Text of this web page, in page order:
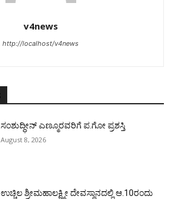
v4news
http://localhost/v4news
ಸಂಶುದ್ಧೀನ್ ಎಣ್ಮೂರವರಿಗೆ ಪ.ಗೋ ಪ್ರಶಸ್ತಿ
August 8, 2026
ಉಚ್ಚಿಲ ಶ್ರೀಮಹಾಲಕ್ಷ್ಮೀ ದೇವಸ್ಥಾನದಲ್ಲಿ ಆ.10ರಂದು